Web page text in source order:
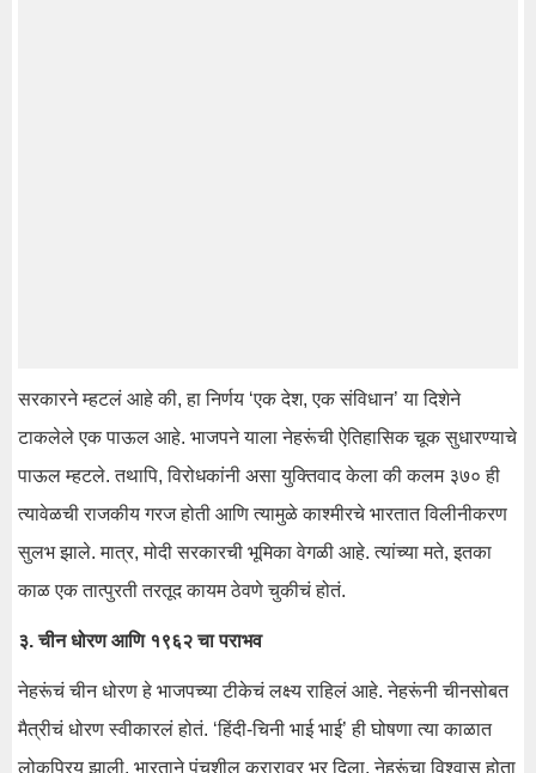
सरकारने म्हटलं आहे की, हा निर्णय ‘एक देश, एक संविधान’ या दिशेने
टाकलेले एक पाऊल आहे. भाजपने याला नेहरूंची ऐतिहासिक चूक सुधारण्याचे
पाऊल म्हटले. तथापि, विरोधकांनी असा युक्तिवाद केला की कलम ३७० ही
त्यावेळची राजकीय गरज होती आणि त्यामुळे काश्मीरचे भारतात विलीनीकरण
सुलभ झाले. मात्र, मोदी सरकारची भूमिका वेगळी आहे. त्यांच्या मते, इतका
काळ एक तात्पुरती तरतूद कायम ठेवणे चुकीचं होतं.
३. चीन धोरण आणि १९६२ चा पराभव
नेहरूंचं चीन धोरण हे भाजपच्या टीकेचं लक्ष्य राहिलं आहे. नेहरूंनी चीनसोबत
मैत्रीचं धोरण स्वीकारलं होतं. ‘हिंदी-चिनी भाई भाई’ ही घोषणा त्या काळात
लोकप्रिय झाली. भारताने पंचशील करारावर भर दिला. नेहरूंचा विश्वास होता